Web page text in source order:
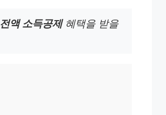
전액 소득공제혜택을 받을